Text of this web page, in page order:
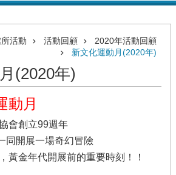
活動 活動回顧
2020年活動回顧
新文化運動月(2020年)
(2020年)
動月
會創立99週年
同開展一場奇幻冒險
金年代開展前的重要時刻！！